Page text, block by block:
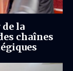
de la
chaînes